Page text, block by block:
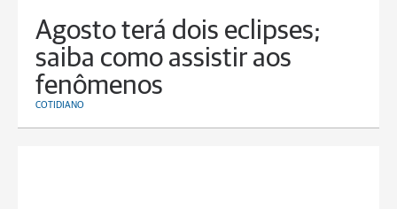
Agosto terá dois eclipses;
saiba como assistir aos
fenômenos
COTIDIANO